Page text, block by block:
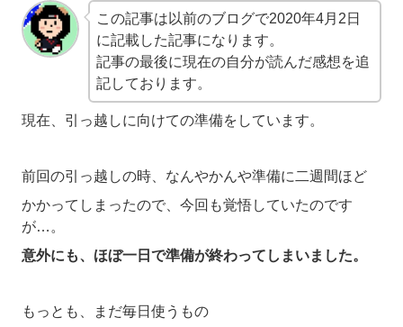
この記事は以前のブログで2020年4月2日
に記載した記事になります。
記事の最後に現在の自分が読んだ感想を追
記しております。
現在、引っ越しに向けての準備をしています。
前回の引っ越しの時、なんやかんや準備に二週間ほど
かかってしまったので、今回も覚悟していたのです
が…。
意外にも、ほぼ一日で準備が終わってしまいました。
もっとも、まだ毎日使うもの